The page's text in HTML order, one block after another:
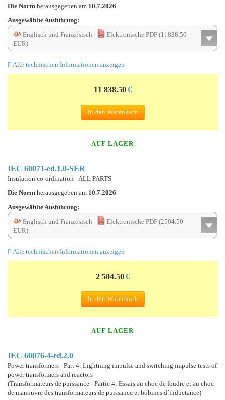
Die Norm herausgegeben am 10.7.2026
Ausgewählte Ausführung:
Englisch und Französisch -
Elektronische PDF (11838.50
EUR)
Alle technischen Informationen anzeigen
11 838.50 €
In den Warenkorb
AUF LAGER
IEC 60071-ed.1.0-SER
Insulation co-ordination - ALL PARTS
Die Norm herausgegeben am 10.7.2026
Ausgewählte Ausführung:
Englisch und Französisch -
Elektronische PDF (2504.50
EUR)
Alle technischen Informationen anzeigen
2 504.50 €
In den Warenkorb
AUF LAGER
IEC 60076-4-ed.2.0
Power transformers - Part 4: Lightning impulse and switching impulse tests of
power transformers and reactors
(Transformateurs de puissance - Partie 4: Essais au choc de foudre et au choc
de manouvre des transformateurs de puissance et bobines d´inductance)